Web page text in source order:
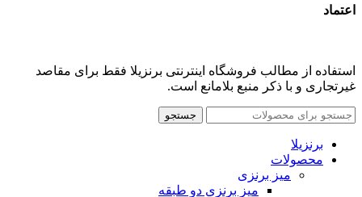
اعتماد
استفاده از مطالب فروشگاه اینترنتی برنزیلا فقط برای مقاصد
غیرتجاری و با ذکر منبع بلامانع است.
جستجو
برنزیلا
محصولات
میز برنزی
میز برنزی دو طبقه